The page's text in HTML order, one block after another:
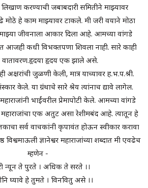
करण्याची जबाबदारी समितीने माझ्यावर
मोठे हे काम माझ्यावर टाकले. मी जरी वयाने मोठा
जीवनाला आकार दिला आहे. आमच्या वांगडे
आजही कधी विभक्तपणा शिवला नाही. सारे काही
हृदय एक झाले असे.
अक्षरांची जुळणी केली, मात्र याच्यावर ह.भ.प.श्री.
केले. या ग्रंथाचे सारे श्रेय त्यांनाच द्यावे लागेल.
भाईंवरील प्रेमापोटी केले. आमच्या वांगडे
महाराजांचा एक अतुट असा रेशीमबंद आहे. त्यातून हे
सर्व वाचकांनी कृपावंत होऊन स्वीकार करावा
विश्वमाऊली ज्ञानेश्वर महाराजांच्या शब्दात मी एवढेच
म्हणेन -
न्यून ते पुरते । अधिक ते सरते ।।
घ्यावे हे तुमते । विनवितु असे ।।